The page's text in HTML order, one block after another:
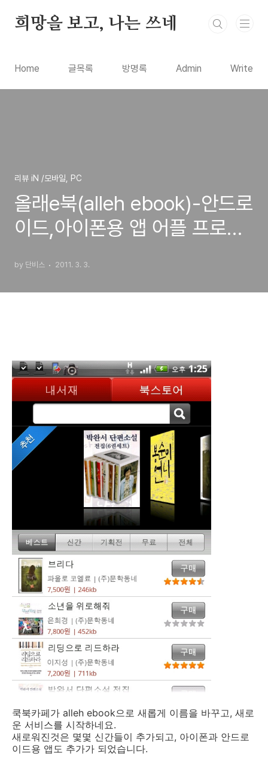
희망을 보고, 나는 쓰네
Home 글목록 방명록 Admin Write
리뷰 iN /모바일, PC
올래e북(alleh ebook)-안드로
이드,아이폰용 앱 어플 프로그
by 단비스 2011. 3. 3.
쿡북카페가 alleh ebook으로 새롭게 이름을 바꾸고, 새로
운 서비스를 시작하네요.
새로워진것은 몇몇 신간들이 추가되고, 아이폰과 안드로
이드용 앱도 추가가 되었습니다.